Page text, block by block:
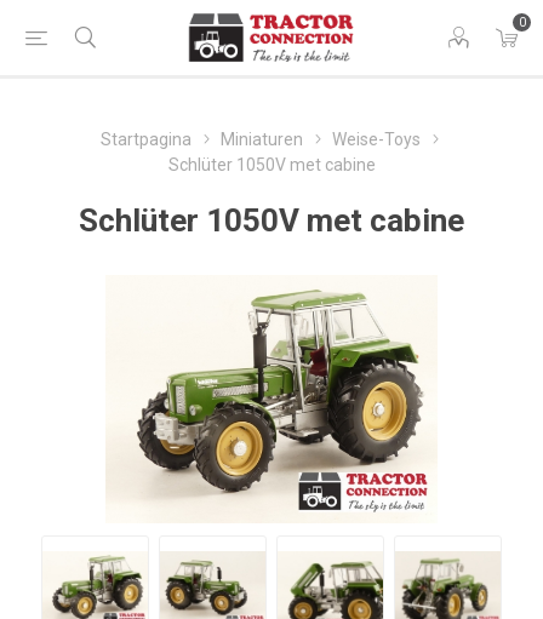
0
Startpagina Miniaturen
Weise-Toys
Schlüter 1050V met cabine
Schlüter 1050V met cabine